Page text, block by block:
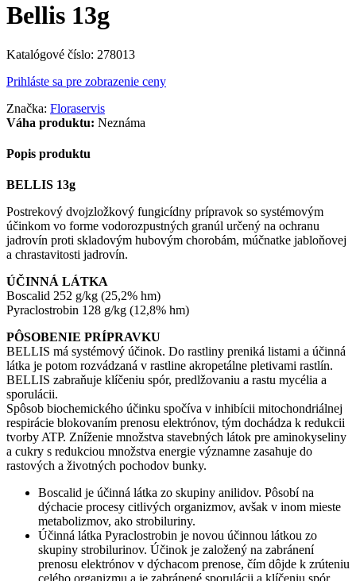
Bellis 13g
Katalógové číslo: 278013
Prihláste sa pre zobrazenie ceny
Značka: Floraservis
Váha produktu: Neznáma
Popis produktu
BELLIS 13g
Postrekový dvojzložkový fungicídny prípravok so systémovým
účinkom vo forme vodorozpustných granúl určený na ochranu
jadrovín proti skladovým hubovým chorobám, múčnatke jabloňovej
a chrastavitosti jadrovín.
ÚČINNÁ LÁTKA
Boscalid 252 g/kg (25,2% hm)
Pyraclostrobin 128 g/kg (12,8% hm)
PÔSOBENIE PRÍPRAVKU
BELLIS má systémový účinok. Do rastliny preniká listami a účinná
látka je potom rozvádzaná v rastline akropetálne pletivami rastlín.
BELLIS zabraňuje klíčeniu spór, predlžovaniu a rastu mycélia a
sporulácii.
Spôsob biochemického účinku spočíva v inhibícii mitochondriálnej
respirácie blokovaním prenosu elektrónov, tým dochádza k redukcii
tvorby ATP. Zníženie množstva stavebných látok pre aminokyseliny
a cukry s redukciou množstva energie významne zasahuje do
rastových a životných pochodov bunky.
Boscalid je účinná látka zo skupiny anilidov. Pôsobí na
dýchacie procesy citlivých organizmov, avšak v inom mieste
metabolizmov, ako strobiluriny.
Účinná látka Pyraclostrobin je novou účinnou látkou zo
skupiny strobilurinov. Účinok je založený na zabránení
prenosu elektrónov v dýchacom prenose, čím dôjde k zrúteniu